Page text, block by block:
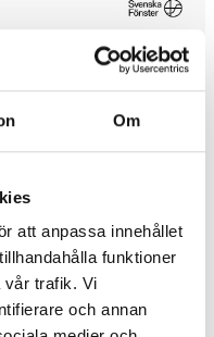
Om
att anpassa innehållet
funktioner
vår trafik. Vi
och annan
3-Luft Fönster
Fönster Fritid 2-
fr tillverkaren
kr
Välj
Tillverkningsvara